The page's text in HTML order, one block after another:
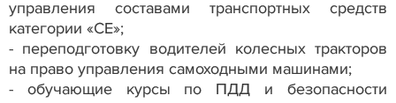
управления составами транспортных средств
категории «СЕ»;
- переподготовку водителей колесных тракторов
на право управления самоходными машинами;
- обучающие курсы по ПДД и безопасности